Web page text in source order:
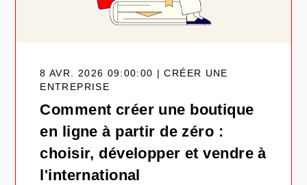
8 AVR. 2026 09:00:00 | CRÉER UNE
ENTREPRISE
Comment créer une boutique
en ligne à partir de zéro :
choisir, développer et vendre à
l'international